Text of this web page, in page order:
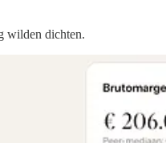
wilden dichten.